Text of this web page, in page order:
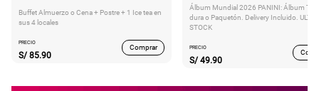
Buffet Almuerzo o Cena + Postre + 1 Ice tea en
sus 4 locales
PRECIO
S/ 85.90
Comprar
Álbum Mundial 2026 PANINI: Álbum
dura o Paquetón. Delivery Incluido.
STOCK
PRECIO
S/ 49.90